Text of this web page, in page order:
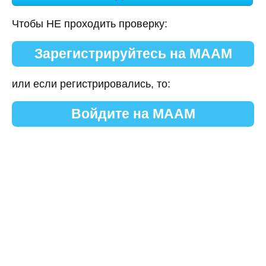
Чтобы НЕ проходить проверку:
Зарегистрируйтесь на МААМ
или если регистрировались, то:
Войдите на МААМ